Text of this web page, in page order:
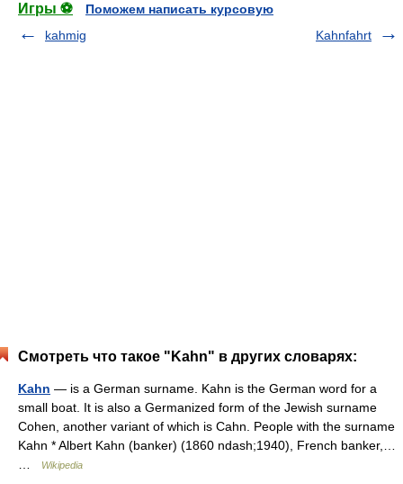
Игры ⚽
Поможем написать курсовую
kahmig
Kahnfahrt
Смотреть что такое "Kahn" в других словарях:
Kahn — is a German surname. Kahn is the German word for a
small boat. It is also a Germanized form of the Jewish surname
Cohen, another variant of which is Cahn. People with the surname
Kahn * Albert Kahn (banker) (1860 ndash;1940), French banker,…
Wikipedia